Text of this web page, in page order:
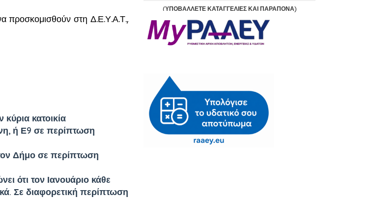
προσκομισθούν στη Δ.Ε.Υ.Α.Τ.,
κατοικία
ή Ε9 σε περίπτωση
Δήμο σε περίπτωση
ότι τον Ιανουάριο κάθε
Σε διαφορετική περίπτωση
(ΥΠΟΒΆΛΛΕΤΕ ΚΑΤΑΓΓΕΛΊΕΣ ΚΑΙ ΠΑΡΆΠΟΝΑ)